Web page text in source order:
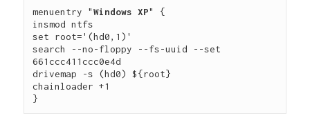
menuentry "Windows XP" {
insmod ntfs
set root='(hd0,1)'
search --no-floppy --fs-uuid --set
661ccc411ccc0e4d
drivemap -s (hd0) ${root}
chainloader +1
}